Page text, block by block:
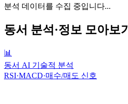
분석 데이터를 수집 중입니다...
동서 분석·정보 모아보기
📊
동서 AI 기술적 분석
RSI·MACD·매수/매도 신호